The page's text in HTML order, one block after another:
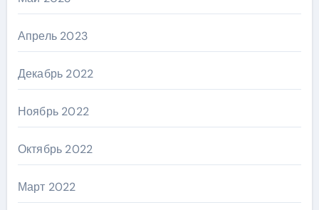
Апрель 2023
Декабрь 2022
Ноябрь 2022
Октябрь 2022
Март 2022